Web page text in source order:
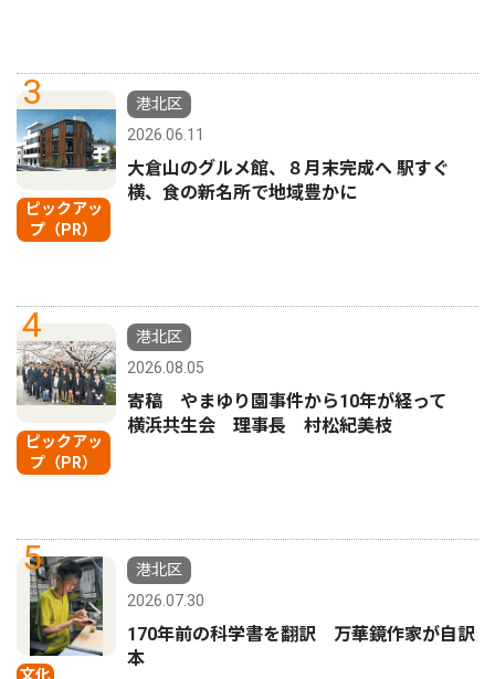
3
ピックアッ
プ（PR）
港北区
2026.06.11
大倉山のグルメ館、８月末完成へ 駅すぐ
横、食の新名所で地域豊かに
4
ピックアッ
プ（PR）
港北区
2026.08.05
寄稿 やまゆり園事件から10年が経って
横浜共生会 理事長 村松紀美枝
5
文化
港北区
2026.07.30
170年前の科学書を翻訳 万華鏡作家が自訳
本